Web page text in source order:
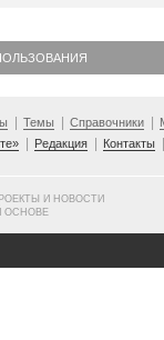
Темы Справочники
Редакция Контакты
И НОВОСТИ
ОСНОВЕ